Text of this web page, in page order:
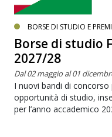
BORSE DI STUDIO E
Borse di studio
2027/28
Dal 02 maggio al 01
I nuovi bandi di
opportunità di studio,
per l’anno accademico